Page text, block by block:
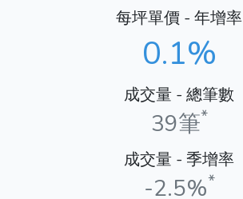
每坪單價 - 年增率
0.1%
成交量 - 總筆數
39筆*
成交量 - 季增率
-2.5%*